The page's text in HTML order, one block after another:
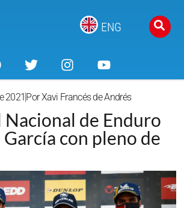
ENG
2021 PorXavi Francés de Andrés
Nacional de Enduro
García con pleno de